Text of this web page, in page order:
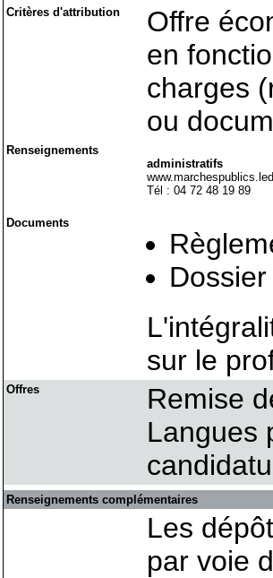
Critères d'attribution
Offre
en
charges
ou
Renseignements
administratifs
Tél : 04 72 48 19 89
Documents
sur le
Offres
Remise
Langues
Renseignements complémentaires
Les
par voie